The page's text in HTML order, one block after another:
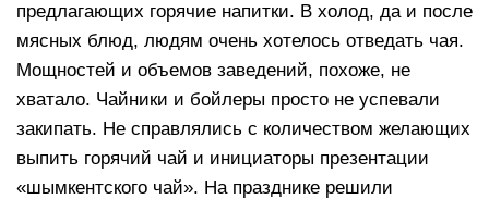
предлагающих горячие напитки. В холод, да и после
мясных блюд, людям очень хотелось отведать чая.
Мощностей и объемов заведений, похоже, не
хватало. Чайники и бойлеры просто не успевали
закипать. Не справлялись с количеством желающих
выпить горячий чай и инициаторы презентации
«шымкентского чай». На празднике решили